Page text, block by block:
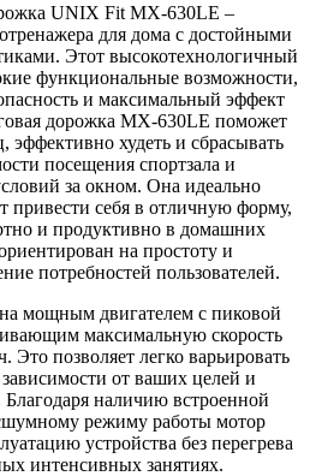
UNIX Fit MX-630LE –
для дома с достойными
Этот высокотехнологичный
функциональные возможности,
и максимальный эффект
дорожка MX-630LE поможет
худеть и сбрасывать
посещения спортзала и
за окном. Она идеально
привести себя в отличную форму,
и продуктивно в домашних
на простоту и
потребностей пользователей.
мощным двигателем с пиковой
максимальную скорость
позволяет легко варьировать
от ваших целей и
наличию встроенной
режиму работы мотор
устройства без перегрева
интенсивных занятиях.